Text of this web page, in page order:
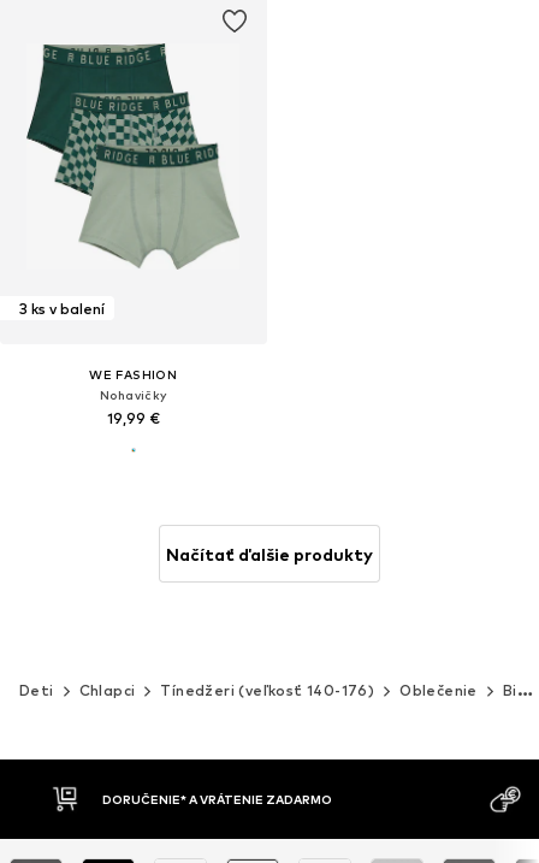
3 ks v balení
WE FASHION
Nohavičky
19,99 €
Načítať ďalšie produkty
Deti Chlapci Tínedžeri (veľkosť 140-176) Oblečenie Bielizeň
DOBIERKA
MOŽNOSŤ